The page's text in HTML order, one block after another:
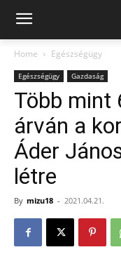
Home Egészségügy
Egészségügy Gazdaság
Több mint
árván a
Áder
létre
By mizu18 - 2021.04.21.